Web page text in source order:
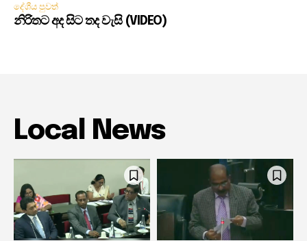
දේශීය පුවත්
නිරිතට අද සිට තද වැසි (VIDEO)
Local News